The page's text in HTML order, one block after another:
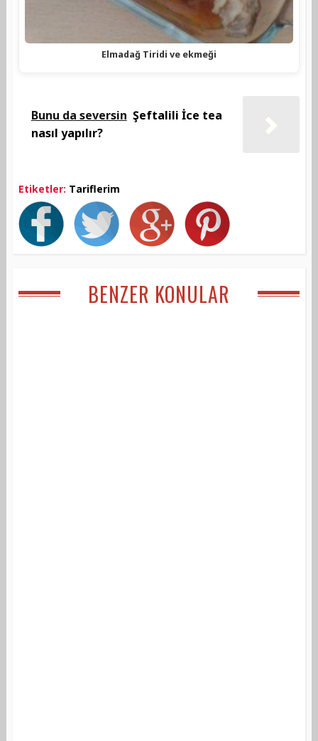
Elmadağ Tiridi ve ekmeği
Bunu da seversin Şeftalili İce tea
nasıl yapılır?
Etiketler: Tariflerim
BENZER KONULAR